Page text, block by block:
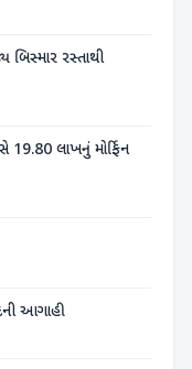
બિસ્માર રસ્તાથી
લાખનું મોર્ફિન
આગાહી